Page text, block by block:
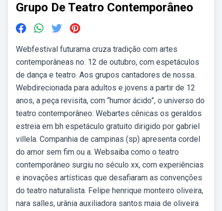
Grupo De Teatro Contemporâneo
Webfestival futurama cruza tradição com artes
contemporâneas no. 12 de outubro, com espetáculos
de dança e teatro. Aos grupos cantadores de nossa.
Webdirecionada para adultos e jovens a partir de 12
anos, a peça revisita, com “humor ácido”, o universo do
teatro contemporâneo: Webartes cênicas os geraldos
estreia em bh espetáculo gratuito dirigido por gabriel
villela. Companhia de campinas (sp) apresenta cordel
do amor sem fim ou a. Websaiba como o teatro
contemporâneo surgiu no século xx, com experiências
e inovações artísticas que desafiaram as convenções
do teatro naturalista. Felipe henrique monteiro oliveira,
nara salles, urânia auxiliadora santos maia de oliveira